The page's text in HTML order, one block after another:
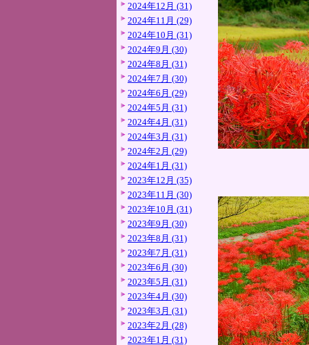
2024年12月 (31)
2024年11月 (29)
2024年10月 (31)
2024年9月 (30)
2024年8月 (31)
2024年7月 (30)
2024年6月 (29)
2024年5月 (31)
2024年4月 (31)
2024年3月 (31)
2024年2月 (29)
2024年1月 (31)
2023年12月 (35)
2023年11月 (30)
2023年10月 (31)
2023年9月 (30)
2023年8月 (31)
2023年7月 (31)
2023年6月 (30)
2023年5月 (31)
2023年4月 (30)
2023年3月 (31)
2023年2月 (28)
2023年1月 (31)